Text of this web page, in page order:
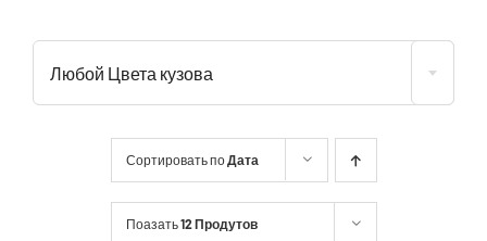
Любой Цвета кузова
Сортировать по Дата
Поазать12 Продутов